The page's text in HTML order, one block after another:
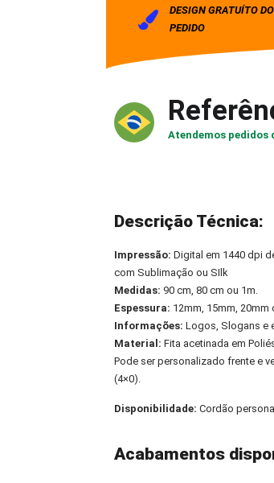
DESIGN GRATUÍTO
PEDIDO
Atendemos pedidos
Descrição Técnica:
Impressão: Digital em 1440 dpi
com Sublimação ou SIlk
Medidas: 90 cm, 80 cm ou 1m.
Espessura: 12mm, 15mm, 20mm
Informações:Logos, Slogans e
Material: Fita acetinada em
Pode ser personalizado frente e
(4×0).
Disponibilidade:Cordão
Acabamentos